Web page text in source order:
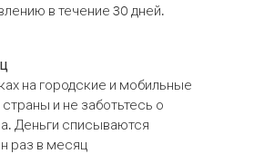
в течение 30 дней.
на городские и мобильные
и не заботьтесь о
Деньги списываются
раз в месяц